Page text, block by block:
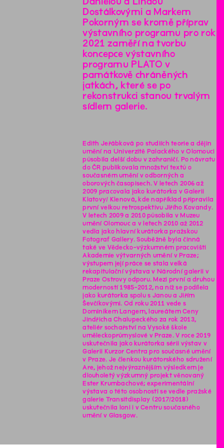
Dostálkovými a Markem
Pokorným se kromě příprav
výstavního programu pro rok
2021 zaměří na tvorbu
koncepce výstavního
programu PLATO v
památkově chráněných
jatkách, které se po
rekonstrukci stanou trvalým
sídlem galerie.
Edith Jeřábková po studiích teorie a dějin
umění na Univerzitě Palackého v Olomouci
působila delší dobu v zahraničí. Po návratu
do ČR publikovala množství textů o
současném umění v odborných a
oborových časopisech. V letech 2006 až
2009 pracovala jako kurátorka v Galerii
Klatovy/ Klenová, kde například připravila
první velkou retrospektivu Jiřího Kovandy.
V letech 2009 a 2010 působila v Muzeu
umění Olomouc a v letech 2010 až 2012
vedla jako hlavní kurátorka pražskou
Fotograf Gallery. Souběžně byla činná
také ve Vědecko-výzkumném pracovišti
Akademie výtvarných umění v Praze;
výstupem její práce se stala velká
rekapitulační výstava v Národní galerii v
Praze Ostrovy odporu. Mezi první a druhou
moderností 1985-2012, na níž se podílela
jako kurátorka spolu s Janou a Jiřím
Ševčíkovými. Od roku 2011 vede s
Dominikem Langem, laureátem Ceny
Jindřicha Chalupeckého za rok 2013,
ateliér sochařství na Vysoké škole
uměleckoprůmyslové v Praze. V roce 2019
uskutečnila jako kurátorka sérii výstav v
Galerii Kurzor Centra pro současné umění
v Praze. Je členkou kurátorského sdružení
Are, jehož nejvýraznějším výsledkem je
dlouholetý výzkumný projekt věnovaný
Ester Krumbachové; experimentální
výstava o této osobnosti se vedle pražské
galerie Transitdisplay (2017/2018)
uskutečnila loni i v Centru současného
umění v Glasgow.